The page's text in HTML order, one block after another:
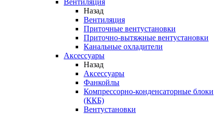
Вентиляция
Назад
Вентиляция
Приточные вентустановки
Приточно-вытяжные вентустановки
Канальные охладители
Аксессуары
Назад
Аксессуары
Фанкойлы
Компрессорно-конденсаторные блоки
(ККБ)
Вентустановки